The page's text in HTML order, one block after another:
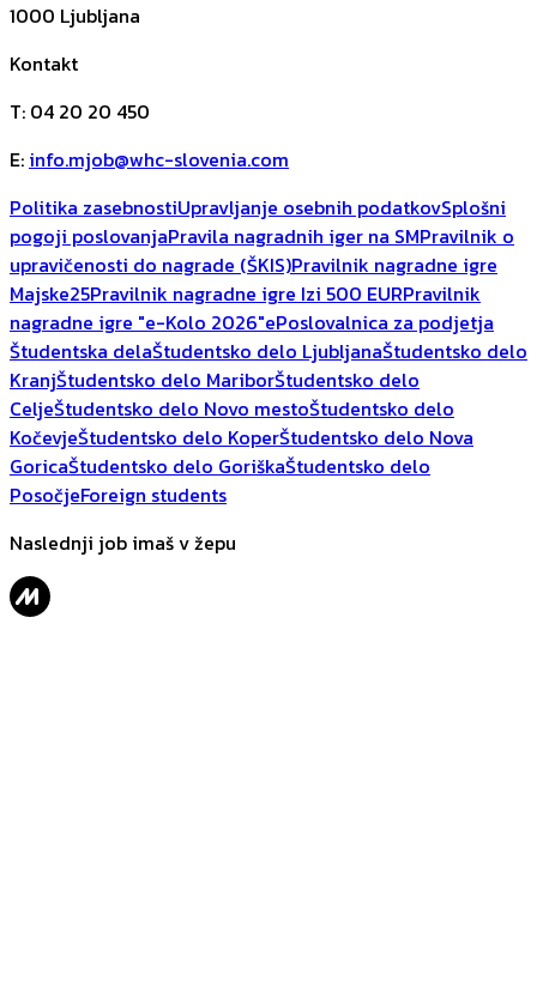
1000 Ljubljana
Kontakt
T: 04 20 20 450
E: info.mjob@whc-slovenia.com
Politika zasebnostiUpravljanje osebnih podatkovSplošni
pogoji poslovanjaPravila nagradnih iger na SMPravilnik o
upravičenosti do nagrade (ŠKIS)Pravilnik nagradne igre
Majske25Pravilnik nagradne igre Izi 500 EURPravilnik
nagradne igre "e-Kolo 2026"ePoslovalnica za podjetja
Študentska delaŠtudentsko delo LjubljanaŠtudentsko delo
KranjŠtudentsko delo MariborŠtudentsko delo
CeljeŠtudentsko delo Novo mestoŠtudentsko delo
KočevjeŠtudentsko delo KoperŠtudentsko delo Nova
GoricaŠtudentsko delo GoriškaŠtudentsko delo
PosočjeForeign students
Naslednji job imaš v žepu